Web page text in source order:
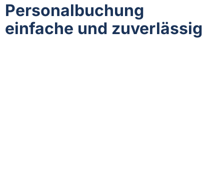
Personalbuchung
einfache und zuverlässig